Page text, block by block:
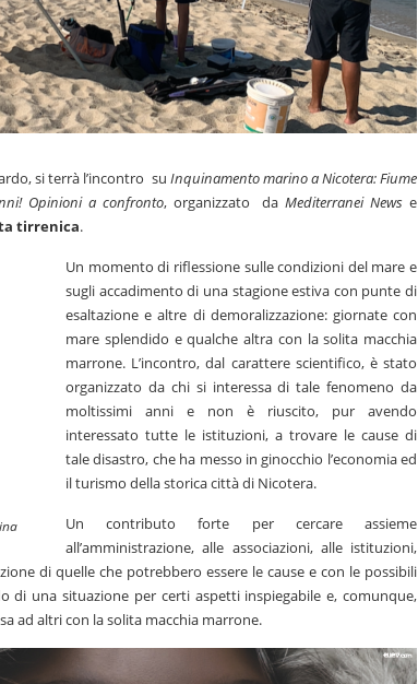
si terrà l’incontro su Inquinamento marino a Nicotera: Fiume
Opinioni a confronto, organizzato daMediterranei News e
tirrenica.
Un momento di riflessione sulle condizioni del mare e
sugli accadimento di una stagione estiva con punte di
esaltazione e altre di demoralizzazione: giornate con
mare splendido e qualche altra con la solita macchia
marrone. L’incontro, dal carattere scientifico, è stato
organizzato da chi si interessa di tale fenomeno da
moltissimi anni e non è riuscito, pur avendo
interessato tutte le istituzioni, a trovare le cause di
tale disastro, che ha messo in ginocchio l’economia ed
il turismo della storica città di Nicotera.
Un contributo forte per cercare assieme
all’amministrazione, alle associazioni, alle istituzioni,
di quelle che potrebbero essere le cause e con le possibili
una situazione per certi aspetti inspiegabile e, comunque,
ad altri con la solita macchia marrone.